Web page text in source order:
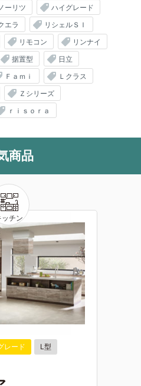
ーリツ
ハイグレード
エラ
リシェルＳＩ
リモコン
リンナイ
据置型
日立
Ｆａｍｉ
Ｌクラス
Ｚシリーズ
ｒｉｓｏｒａ
商品
レード L型